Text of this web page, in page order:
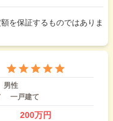
を保証するものではありま
男性
一戸建て
200万円